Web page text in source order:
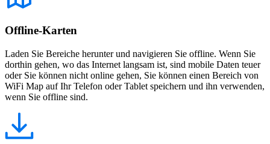
Offline-Karten
Laden Sie Bereiche herunter und navigieren Sie offline. Wenn Sie
dorthin gehen, wo das Internet langsam ist, sind mobile Daten teuer
oder Sie können nicht online gehen, Sie können einen Bereich von
WiFi Map auf Ihr Telefon oder Tablet speichern und ihn verwenden,
wenn Sie offline sind.